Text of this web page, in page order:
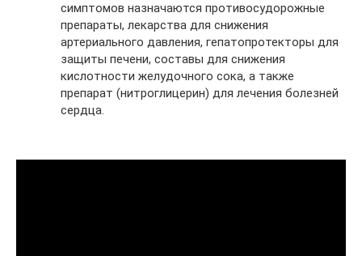
симптомов назначаются противосудорожные
препараты, лекарства для снижения
артериального давления, гепатопротекторы для
защиты печени, составы для снижения
кислотности желудочного сока, а также
препарат (нитроглицерин) для лечения болезней
сердца.